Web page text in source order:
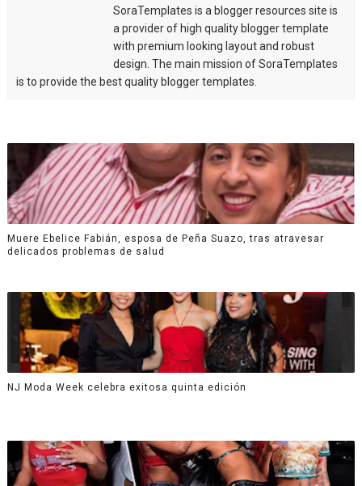
SoraTemplates is a blogger resources site is
a provider of high quality blogger template
with premium looking layout and robust
design. The main mission of SoraTemplates
is to provide the best quality blogger templates.
Muere Ebelice Fabián, esposa de Peña Suazo, tras atravesar
delicados problemas de salud
NJ Moda Week celebra exitosa quinta edición